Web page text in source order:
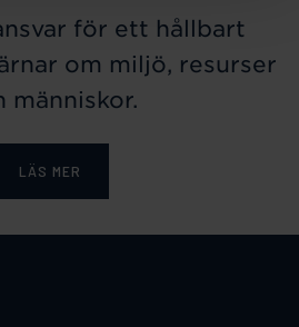
för ett hållbart
om miljö, resurser
människor.
LÄS MER